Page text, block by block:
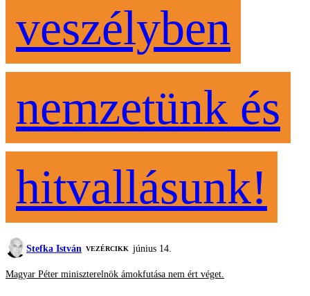
veszélyben
nemzetünk és
hitvallásunk!
Stefka István VEZÉRCIKK június 14.
Magyar Péter miniszterelnök ámokfutása nem ért véget.